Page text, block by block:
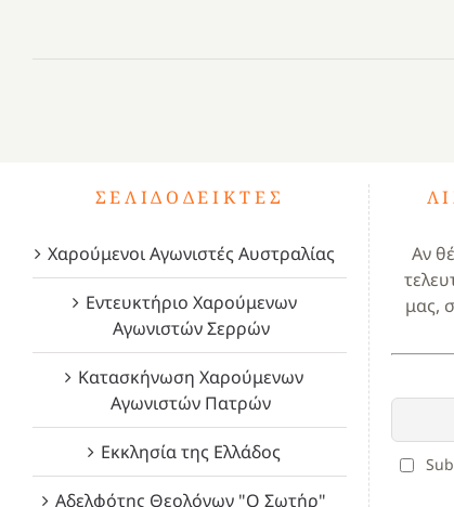
ΣΕΛΙΔΟΔΕΊΚΤΕΣ
Χαρούμενοι Αγωνιστές Αυστραλίας
Εντευκτήριο Χαρούμενων
Αγωνιστών Σερρών
Κατασκήνωση Χαρούμενων
Αγωνιστών Πατρών
Εκκλησία της Ελλάδος
Αδελφότης Θεολόγων "Ο Σωτήρ"
Αν
μας,